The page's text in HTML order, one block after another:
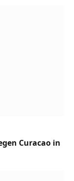
Curacao in